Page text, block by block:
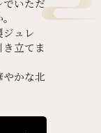
いただ
ュレ
立てま
かな北